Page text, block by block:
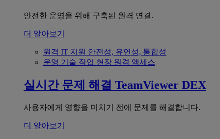
안전한 운영을 위해 구축된 원격 연결.
더 알아보기
원격 IT 지원 안전성, 유연성, 통합성
운영 기술 작업 현장 원격 액세스
실시간 문제 해결 TeamViewer DEX
사용자에게 영향을 미치기 전에 문제를 해결합니다.
더 알아보기